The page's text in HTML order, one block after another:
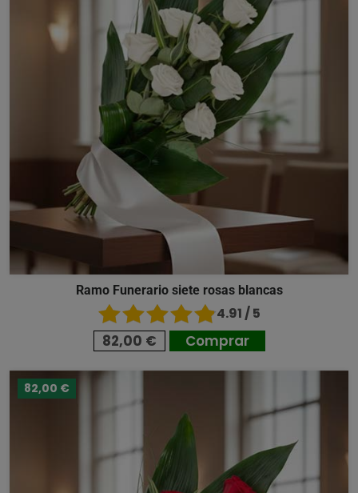
Ramo Funerario siete rosas blancas
4.91 / 5
82,00 € Comprar
82,00 €